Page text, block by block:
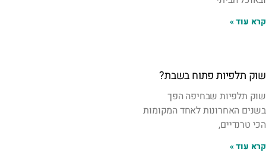
קרא עוד »
שוק תלפיות פתוח בשבת?
שוק תלפיות שבחיפה הפך
בשנים האחרונות לאחד המקומות
הכי טרנדיים,
קרא עוד »